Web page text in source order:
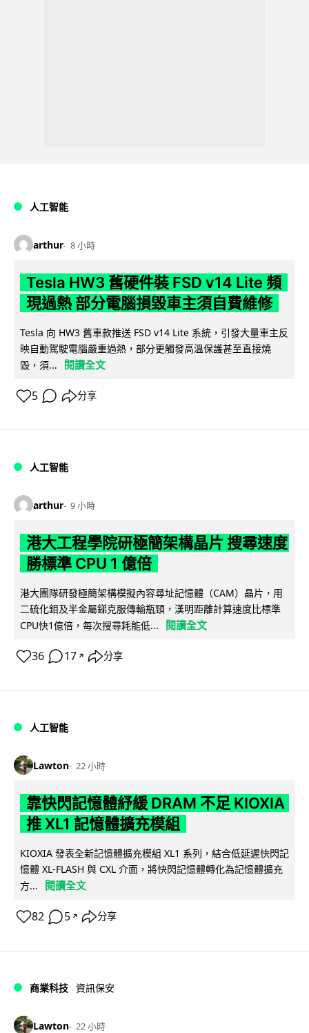
人工智能
arthur 8 小時
Tesla HW3 舊硬件裝 FSD v14 Lite 頻
現過熱 部分電腦損毀車主須自費維修
Tesla 向 HW3 舊車款推送 FSD v14 Lite 系統，引發大量車主反
映自動駕駛電腦嚴重過熱，部分更觸發高溫保護甚至直接燒
毀，須...
閱讀全文
5 分享
人工智能
arthur 9 小時
港大工程學院研極簡架構晶片 搜尋速度
勝標準 CPU 1 億倍
港大團隊研發極簡架構模擬內容尋址記憶體（CAM）晶片，用
二硫化鉬及半金屬銻克服傳輸瓶頸，漢明距離計算速度比標準
CPU快1億倍，每次搜尋耗能低...
閱讀全文
36 17 ↗ 分享
人工智能
Lawton 22 小時
靠快閃記憶體紓緩 DRAM 不足 KIOXIA
推 XL1 記憶體擴充模組
KIOXIA 發表全新記憶體擴充模組 XL1 系列，結合低延遲快閃記
憶體 XL-FLASH 與 CXL 介面，將快閃記憶體轉化為記憶體擴充
方...
閱讀全文
82 5 ↗ 分享
商業科技 資訊保安
Lawton 22 小時